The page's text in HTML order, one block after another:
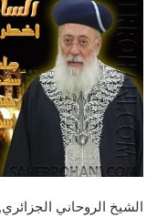
الشيخ الروحاني